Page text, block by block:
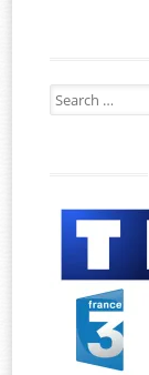
Search
for: